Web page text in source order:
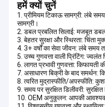
एक उद्धरण का अनुरोध करें
फुलाए जाने योग्य महल
इन्फ्लेटेबल स्लाइड्स
इन्फ्लेटेबल वाटर स्लाइड्स
हमें क्यों चुनें
1. प्रीमियम टिकाऊ सामग्री: लंबे
सामग्री।
2. डबल प्रबलित सिलाई: मजबूत डबल
3. बेहतर सुरक्षा और स्थिरता: चिंता
4. 3+ वर्षों का सेवा जीवन: लंबे समय
5. उच्च गुणवत्ता वाली प्रिंटिंग:
6. लागत प्रभावी गुणवत्ता: किफायती
7. असाधारण बिक्री के बाद समर्थन:
8. त्वरित मुद्रास्फीति/अपस्फीति:
9. समय पर सुरक्षित डिलीवरी:
10. OEM अनुकूलन: आपकी
- रोमांचक inflatable स्लाइड्स और
(बाद में स्प्लैश में ठंडा करने के लिए एकदम
- घुमावदार बाधाओं के मैदान चुनौती की
खुशहाल क्षणों में खुशी जोड़ते हैं।
- व्यावहारिक inflatable tents
कार्य करते हैं, और आंख को पकड़ने वाले
बढ़ाते हैं।
- पानी पर तैरने वाले खिलौने लोगों को
और नरम खेल के मैदानों से पूरक होते हैं।
प्रत्येक उत्पाद कुले के समर्पण और
कुले काinflatable products